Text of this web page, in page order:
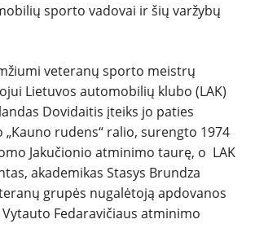
sporto vadovai ir šių varžybų
veteranų sporto meistrų
Lietuvos automobilių klubo (LAK)
Dovidaitis įteiks jo paties
rudens“ ralio, surengto 1974
Jakučionio atminimo taurę, o LAK
akademikas Stasys Brundza
grupės nugalėtoją apdovanos
Fedaravičiaus atminimo